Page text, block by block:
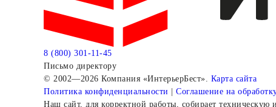
8 (800) 301-11-45
Письмо директору
© 2002—2026 Компания «ИнтерьерБест». Карта сайта
Политика конфиденциальности
Соглашение на
Наш сайт, для корректной работы, собирает